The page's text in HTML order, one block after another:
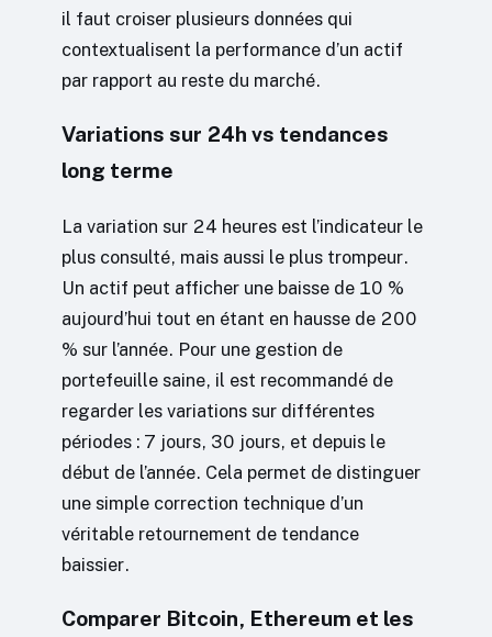
il faut croiser plusieurs données qui
contextualisent la performance d’un actif
par rapport au reste du marché.
Variations sur 24h vs tendances
long terme
La variation sur 24 heures est l’indicateur le
plus consulté, mais aussi le plus trompeur.
Un actif peut afficher une baisse de 10 %
aujourd’hui tout en étant en hausse de 200
% sur l’année. Pour une gestion de
portefeuille saine, il est recommandé de
regarder les variations sur différentes
périodes : 7 jours, 30 jours, et depuis le
début de l’année. Cela permet de distinguer
une simple correction technique d’un
véritable retournement de tendance
baissier.
Comparer Bitcoin, Ethereum et les